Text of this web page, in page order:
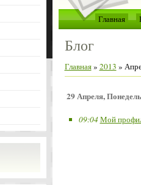
Главная
Блог
Главная» 2013 »
29 Апреля,
09:04Мой